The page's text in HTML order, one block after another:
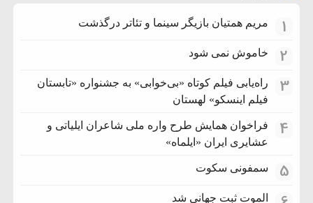
1 مریم همتیان بازیگر سینما و تئاتر درگذشت
2 خاموش نمی شود
3
راه‌یابی فیلم کوتاه «بی‌خوابی» به جشنواره «تابستان
فیلم اینسکو» لهستان
4
فراخوان همایش طرح واره ملی شاعران ایلیاتی و
عشایری ایران «ایلماه»
5 سمفونی سکوت
الموت ثبت جهانی شد